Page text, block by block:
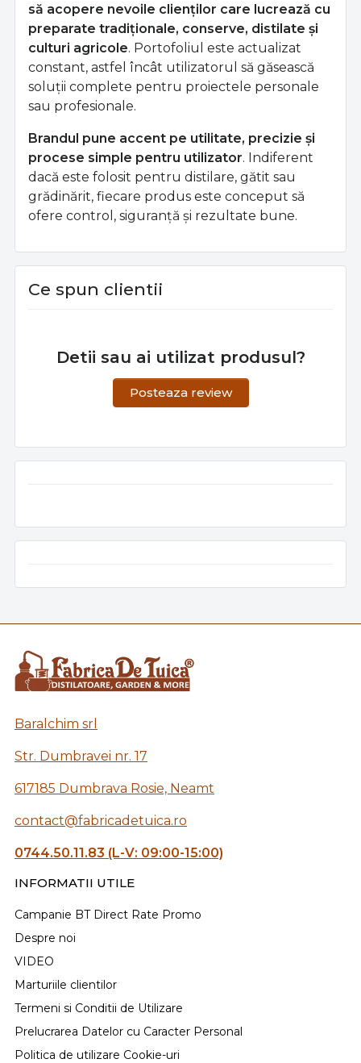
să acopere nevoile clienților care lucrează cu
preparate tradiționale, conserve, distilate și
culturi agricole. Portofoliul este actualizat
constant, astfel încât utilizatorul să găsească
soluții complete pentru proiectele personale
sau profesionale.
Brandul pune accent pe utilitate, precizie și
procese simple pentru utilizator. Indiferent
dacă este folosit pentru distilare, gătit sau
grădinărit, fiecare produs este conceput să
ofere control, siguranță și rezultate bune.
Ce spun clientii
Detii sau ai utilizat produsul?
Posteaza review
Baralchim srl
Str. Dumbravei nr. 17
617185 Dumbrava Rosie, Neamt
contact@fabricadetuica.ro
0744.50.11.83 (L-V: 09:00-15:00)
INFORMATII UTILE
Campanie BT Direct Rate Promo
Despre noi
VIDEO
Marturiile clientilor
Termeni si Conditii de Utilizare
Prelucrarea Datelor cu Caracter Personal
Politica de utilizare Cookie-uri